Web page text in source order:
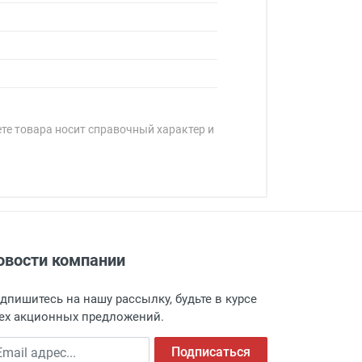
товара носит справочный характер и
г. Москва, Переведеновский
о поступлении товара.
пункт выдачи, чтобы избежать
компании
на нашу рассылку, будьте в курсе
акционных предложений.
адрес Подписаться